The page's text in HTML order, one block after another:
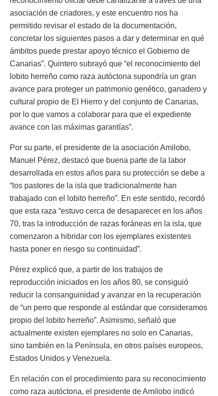
asociación de criadores, y este encuentro nos ha
permitido revisar el estado de la documentación,
concretar los siguientes pasos a dar y determinar en qué
ámbitos puede prestar apoyo técnico el Gobierno de
Canarias”. Quintero subrayó que “el reconocimiento del
lobito herreño como raza autóctona supondría un gran
avance para proteger un patrimonio genético, ganadero y
cultural propio de El Hierro y del conjunto de Canarias,
por lo que vamos a colaborar para que el expediente
avance con las máximas garantías”.
Por su parte, el presidente de la asociación Amilobo,
Manuel Pérez, destacó que buena parte de la labor
desarrollada en estos años para su protección se debe a
“los pastores de la isla que tradicionalmente han
trabajado con el lobito herreño”. En este sentido, recordó
que esta raza “estuvo cerca de desaparecer en los años
70, tras la introducción de razas foráneas en la isla, que
comenzaron a hibridar con los ejemplares existentes
hasta poner en riesgo su continuidad”.
Pérez explicó que, a partir de los trabajos de
reproducción iniciados en los años 80, se consiguió
reducir la consanguinidad y avanzar en la recuperación
de “un perro que responde al estándar que consideramos
propio del lobito herreño”. Asimismo, señaló que
actualmente existen ejemplares no solo en Canarias,
sino también en la Península, en otros países europeos,
Estados Unidos y Venezuela.
En relación con el procedimiento para su reconocimiento
como raza autóctona, el presidente de Amilobo indicó